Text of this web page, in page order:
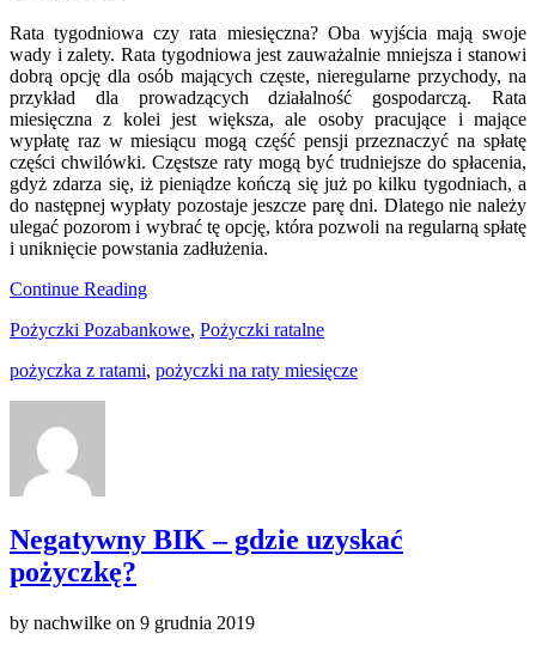
Rata tygodniowa czy rata miesięczna? Oba wyjścia mają swoje
wady i zalety. Rata tygodniowa jest zauważalnie mniejsza i stanowi
dobrą opcję dla osób mających częste, nieregularne przychody, na
przykład dla prowadzących działalność gospodarczą. Rata
miesięczna z kolei jest większa, ale osoby pracujące i mające
wypłatę raz w miesiącu mogą część pensji przeznaczyć na spłatę
części chwilówki. Częstsze raty mogą być trudniejsze do spłacenia,
gdyż zdarza się, iż pieniądze kończą się już po kilku tygodniach, a
do następnej wypłaty pozostaje jeszcze parę dni. Dlatego nie należy
ulegać pozorom i wybrać tę opcję, która pozwoli na regularną spłatę
i uniknięcie powstania zadłużenia.
Continue Reading
Pożyczki Pozabankowe, Pożyczki ratalne
pożyczka z ratami, pożyczki na raty miesięcze
Negatywny BIK – gdzie uzyskać
pożyczkę?
by nachwilke on 9 grudnia 2019